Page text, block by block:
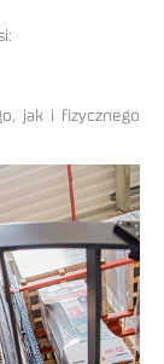
jak i fizycznego